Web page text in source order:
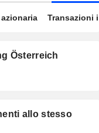
Transazioni
Österreich
allo stesso